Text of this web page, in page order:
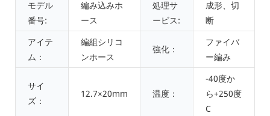
モデル
番号:
編み込みホ
ース
処理サ
ービス:
成形、切
断
アイテ
ム：
編組シリコ
ンホース
強化：
ファイバ
ー編み
サイ
ズ：
12.7×20mm 温度：
-40度か
ら+250度
C